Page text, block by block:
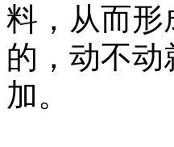
料，从而形
的，动不
加。